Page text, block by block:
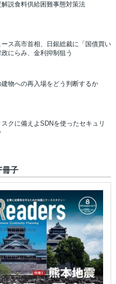
解説食料供給困難事態対策法
ス高市首相、日銀総裁に「国債買い
にらみ、金利抑制狙う
建物への再入場をどう判断するか
クに備えよ SDNを使ったセキュリ
冊子